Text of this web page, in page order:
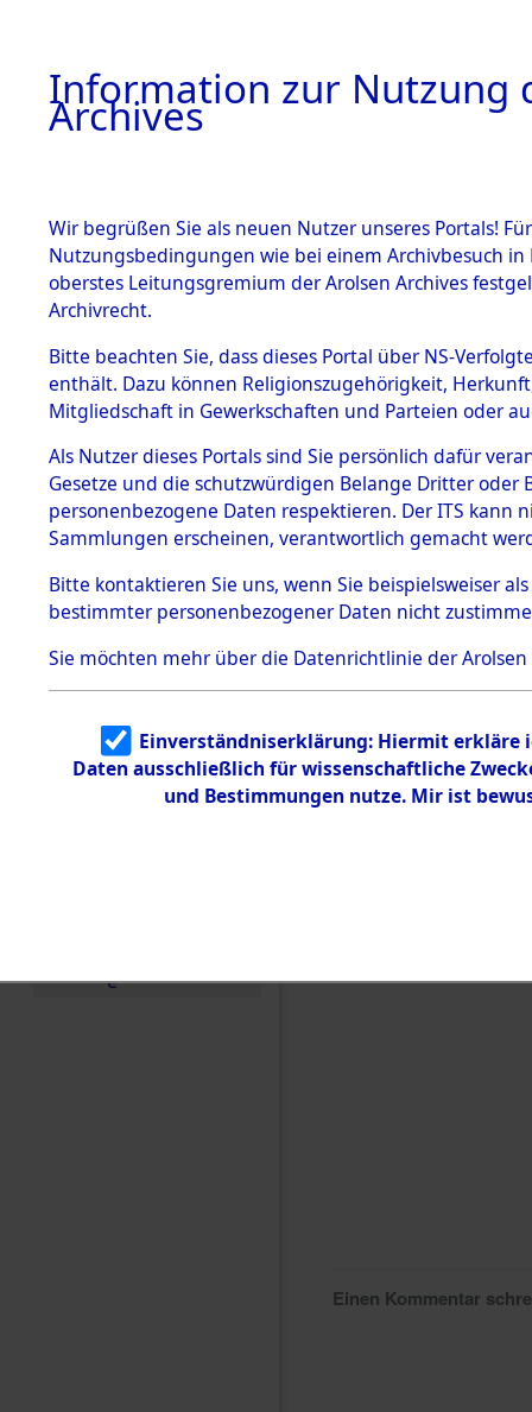
BESTÄNDE
1.
mente
5. Verschiedenes
5.3
Todesmärsche
5.3.1 Alliierte
Erhebungen
zu
Todesmärsch
en
5.3.2
Identifizierun
g
5.3.3
Todesmärsch
e
und
0096
Einen Kommentar
Information zur Nutzung
Archives
Wir begrüßen Sie als neuen Nutzer unseres Portals!
Nutzungsbedingungen wie bei einem Archivbesuch
oberstes Leitungsgremium der Arolsen Archives
Archivrecht.
Bitte beachten Sie, dass dieses Portal über NS-
enthält. Dazu können Religionszugehörigkeit,
Mitgliedschaft in Gewerkschaften und Parteien oder
Als Nutzer dieses Portals sind Sie persönlich dafür
Gesetze und die schutzwürdigen Belange Dritter
personenbezogene Daten respektieren. Der ITS
Sammlungen erscheinen, verantwortlich gemacht
Bitte kontaktieren Sie uns, wenn Sie beispielsweiser
bestimmter personenbezogener Daten nicht
Sie möchten mehr über die Datenrichtlinie der Arolsen
Einverständniserklärung: Hiermit erkläre
Daten ausschließlich für wissenschaftliche
und Bestimmungen nutze. Mir ist